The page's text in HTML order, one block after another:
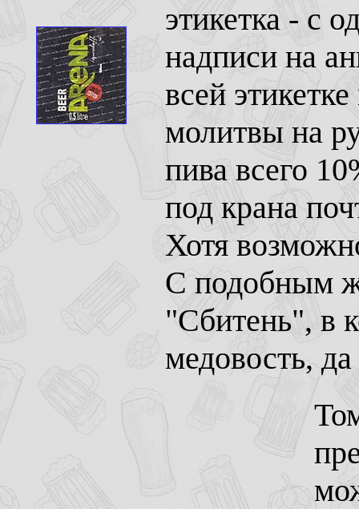
этикетка - с
надписи на
всей
молитвы на
пива всего
под крана
Хотя
С подобным
"Сбитень", в
медовость,